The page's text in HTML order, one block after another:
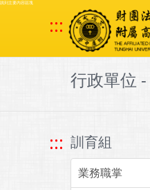
跳到主要內容區塊
:::
行政單位 -
::: 訓育組
業務職掌